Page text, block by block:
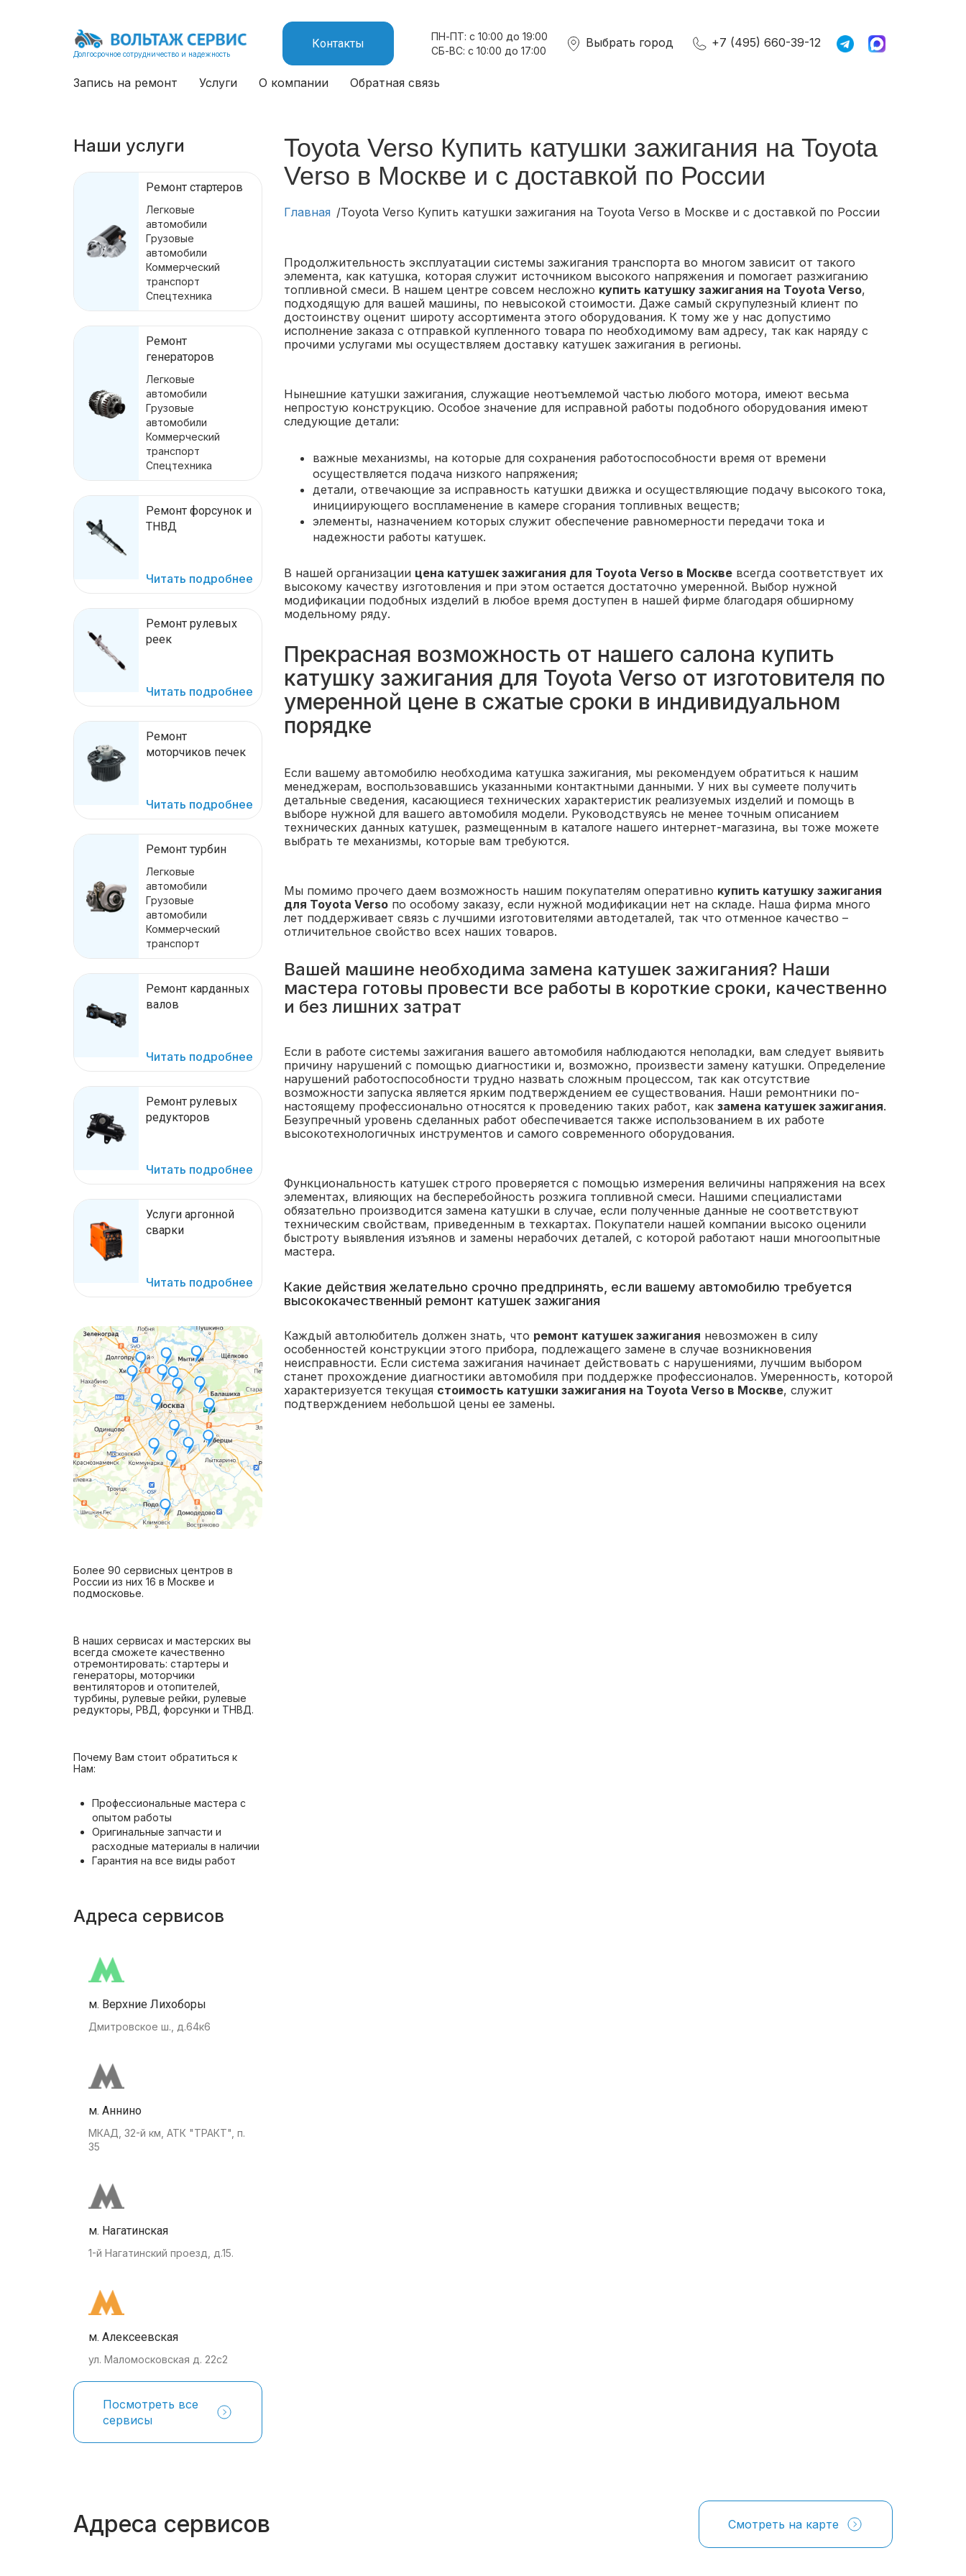
Долгосрочное сотрудничество и надежность
Запись на ремонт Услуги О компании Обратная связь
Контакты
ПН-ПТ: с 10:00 до 19:00
СБ-ВС: с 10:00 до 17:00
Выбрать город +7 (495) 660-39-12
Наши услуги
Ремонт стартеров
Легковые
автомобили
Грузовые
автомобили
Коммерческий
транспорт
Спецтехника
Ремонт
генераторов
Легковые
автомобили
Грузовые
автомобили
Коммерческий
транспорт
Спецтехника
Ремонт форсунок и
ТНВД
Читать подробнее
Ремонт рулевых
реек
Читать подробнее
Ремонт
моторчиков печек
Читать подробнее
Ремонт турбин
Легковые
автомобили
Грузовые
автомобили
Коммерческий
транспорт
Ремонт карданных
валов
Читать подробнее
Ремонт рулевых
редукторов
Читать подробнее
Услуги аргонной
сварки
Читать подробнее
Более 90 сервисных центров в
России из них 16 в Москве и
подмосковье.
В наших сервисах и мастерских вы
всегда сможете качественно
отремонтировать: стартеры и
генераторы, моторчики
вентиляторов и отопителей,
турбины, рулевые рейки, рулевые
редукторы, РВД, форсунки и ТНВД.
Почему Вам стоит обратиться к
Нам:
Профессиональные мастера с
опытом работы
Оригинальные запчасти и
расходные материалы в наличии
Гарантия на все виды работ
Адреса сервисов
м. Верхние Лихоборы
Дмитровское ш., д.64к6
м. Аннино
МКАД, 32-й км, АТК "ТРАКТ", п.
35
м. Нагатинская
1-й Нагатинский проезд, д.15.
м. Алексеевская
ул. Маломосковская д. 22с2
Посмотреть все
сервисы
Toyota Verso Купить катушки зажигания на Toyota
Verso в Москве и с доставкой по России
Главная Toyota Verso Купить катушки зажигания на Toyota Verso в Москве и с доставкой по России
Продолжительность эксплуатации системы зажигания транспорта во многом зависит от такого
элемента, как катушка, которая служит источником высокого напряжения и помогает разжиганию
топливной смеси. В нашем центре совсем несложно купить катушку зажигания на Toyota Verso,
подходящую для вашей машины, по невысокой стоимости. Даже самый скрупулезный клиент по
достоинству оценит широту ассортимента этого оборудования. К тому же у нас допустимо
исполнение заказа с отправкой купленного товара по необходимому вам адресу, так как наряду с
прочими услугами мы осуществляем доставку катушек зажигания в регионы.
Нынешние катушки зажигания, служащие неотъемлемой частью любого мотора, имеют весьма
непростую конструкцию. Особое значение для исправной работы подобного оборудования имеют
следующие детали:
важные механизмы, на которые для сохранения работоспособности время от времени
осуществляется подача низкого напряжения;
детали, отвечающие за исправность катушки движка и осуществляющие подачу высокого тока,
инициирующего воспламенение в камере сгорания топливных веществ;
элементы, назначением которых служит обеспечение равномерности передачи тока и
надежности работы катушек.
В нашей организации цена катушек зажигания для Toyota Verso в Москвевсегда соответствует их
высокому качеству изготовления и при этом остается достаточно умеренной. Выбор нужной
модификации подобных изделий в любое время доступен в нашей фирме благодаря обширному
модельному ряду.
Прекрасная возможность от нашего салона купить
катушку зажигания для Toyota Verso от изготовителя по
умеренной цене в сжатые сроки в индивидуальном
порядке
Если вашему автомобилю необходима катушка зажигания, мы рекомендуем обратиться к нашим
менеджерам, воспользовавшись указанными контактными данными. У них вы сумеете получить
детальные сведения, касающиеся технических характеристик реализуемых изделий и помощь в
выборе нужной для вашего автомобиля модели. Руководствуясь не менее точным описанием
технических данных катушек, размещенным в каталоге нашего интернет-магазина, вы тоже можете
выбрать те механизмы, которые вам требуются.
Мы помимо прочего даем возможность нашим покупателям оперативно купить катушку зажигания
для Toyota Versoпо особому заказу, если нужной модификации нет на складе. Наша фирма много
лет поддерживает связь с лучшими изготовителями автодеталей, так что отменное качество –
отличительное свойство всех наших товаров.
Вашей машине необходима замена катушек зажигания? Наши
мастера готовы провести все работы в короткие сроки, качественно
и без лишних затрат
Если в работе системы зажигания вашего автомобиля наблюдаются неполадки, вам следует выявить
причину нарушений с помощью диагностики и, возможно, произвести замену катушки. Определение
нарушений работоспособности трудно назвать сложным процессом, так как отсутствие
возможности запуска является ярким подтверждением ее существования. Наши ремонтники по-
настоящему профессионально относятся к проведению таких работ, как замена катушек зажигания.
Безупречный уровень сделанных работ обеспечивается также использованием в их работе
высокотехнологичных инструментов и самого современного оборудования.
Функциональность катушек строго проверяется с помощью измерения величины напряжения на всех
элементах, влияющих на бесперебойность розжига топливной смеси. Нашими специалистами
обязательно производится замена катушки в случае, если полученные данные не соответствуют
техническим свойствам, приведенным в техкартах. Покупатели нашей компании высоко оценили
быстроту выявления изъянов и замены нерабочих деталей, с которой работают наши многоопытные
мастера.
Какие действия желательно срочно предпринять, если вашему автомобилю требуется
высококачественный ремонт катушек зажигания
Каждый автолюбитель должен знать, что ремонт катушек зажигания невозможен в силу
особенностей конструкции этого прибора, подлежащего замене в случае возникновения
неисправности. Если система зажигания начинает действовать с нарушениями, лучшим выбором
станет прохождение диагностики автомобиля при поддержке профессионалов. Умеренность, которой
характеризуется текущая стоимость катушки зажигания на Toyota Verso в Москве, служит
подтверждением небольшой цены ее замены.
Адреса сервисов Смотреть на карте